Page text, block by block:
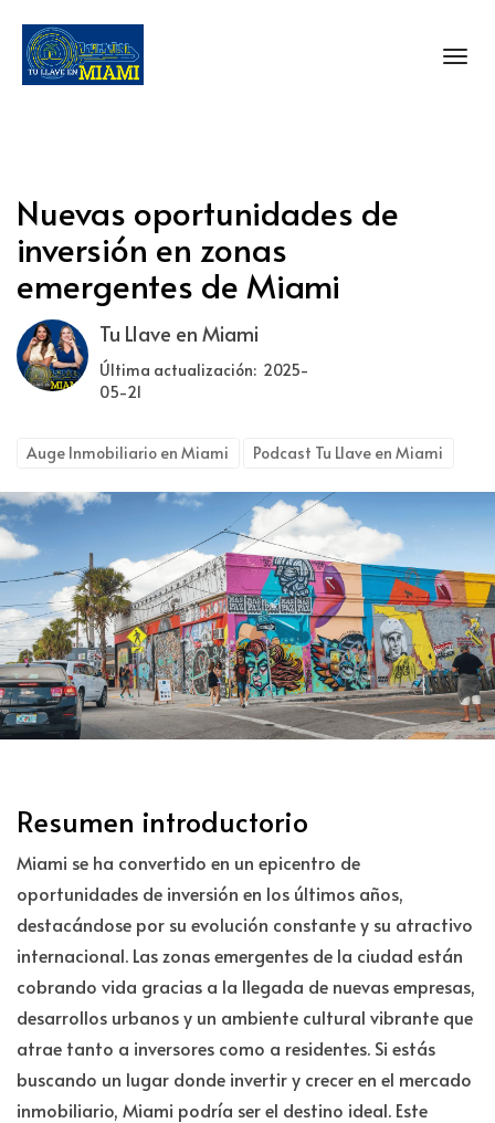
Nuevas oportunidades de
inversión en zonas
emergentes de Miami
Tu Llave en Miami
Última actualización: 2025-
05-21
Auge Inmobiliario en Miami Podcast Tu Llave en Miami
Resumen introductorio
Miami se ha convertido en un epicentro de
oportunidades de inversión en los últimos años,
destacándose por su evolución constante y su atractivo
internacional. Las zonas emergentes de la ciudad están
cobrando vida gracias a la llegada de nuevas empresas,
desarrollos urbanos y un ambiente cultural vibrante que
atrae tanto a inversores como a residentes. Si estás
buscando un lugar donde invertir y crecer en el mercado
inmobiliario, Miami podría ser el destino ideal. Este